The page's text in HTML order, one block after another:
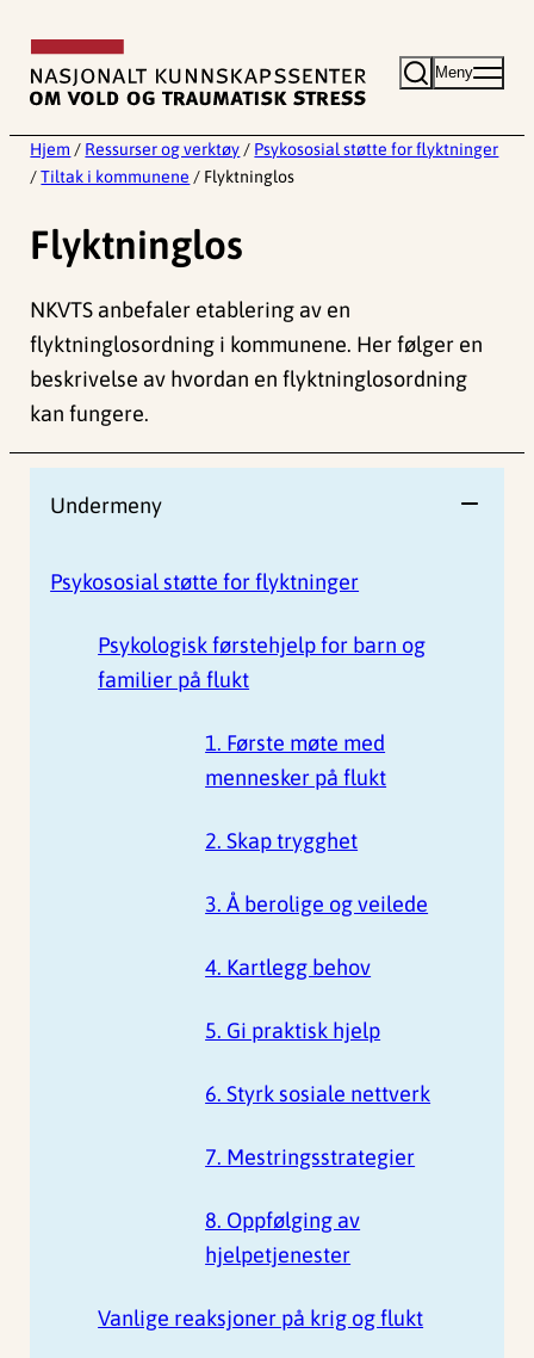
innhold
Meny
Hjem / Ressurser og verktøy / Psykososial støtte for flyktninger
/ Tiltak i kommunene / Flyktninglos
Flyktninglos
NKVTS anbefaler etablering av en
flyktninglosordning i kommunene. Her følger en
beskrivelse av hvordan en flyktninglosordning
kan fungere.
Undermeny
Psykososial støtte for flyktninger
Psykologisk førstehjelp for barn og
familier på flukt
1. Første møte med
mennesker på flukt
2. Skap trygghet
3. Å berolige og veilede
4. Kartlegg behov
5. Gi praktisk hjelp
6. Styrk sosiale nettverk
7. Mestringsstrategier
8. Oppfølging av
hjelpetjenester
Vanlige reaksjoner på krig og flukt